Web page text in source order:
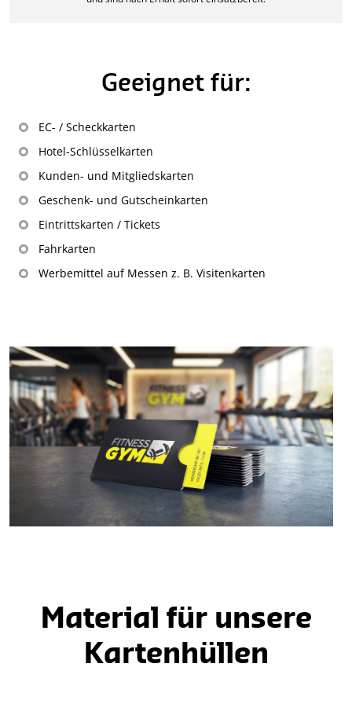
Geeignet für:
EC- / Scheckkarten
Hotel-Schlüsselkarten
Kunden- und Mitgliedskarten
Geschenk- und Gutscheinkarten
Eintrittskarten / Tickets
Fahrkarten
Werbemittel auf Messen z. B. Visitenkarten
Material für unsere
Kartenhüllen